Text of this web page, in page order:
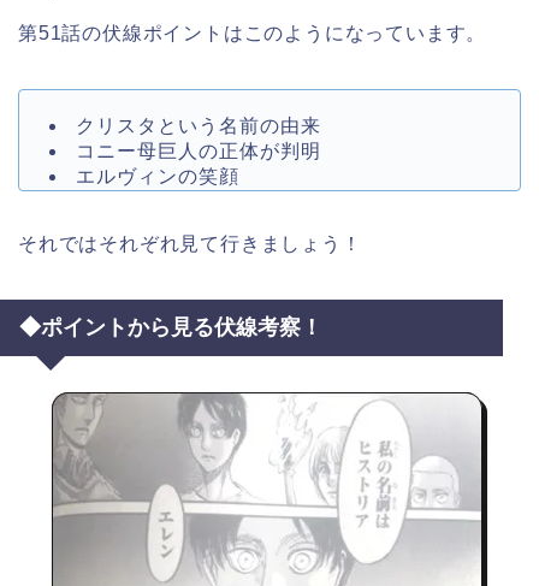
第51話の伏線ポイントはこのようになっています。
クリスタという名前の由来
コニー母巨人の正体が判明
エルヴィンの笑顔
それではそれぞれ見て行きましょう！
◆ポイントから見る伏線考察！